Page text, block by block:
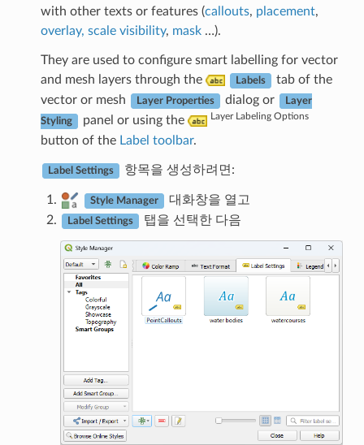
with other texts or features (callouts, placement,
overlay, scale visibility, mask…).
They are used to configure smart labelling for vector
and mesh layers through the
Labels
tab of the
vector or mesh
Layer Properties dialog or Layer
Styling panel or using the Layer Labeling Options
button of the Label toolbar.
Label Settings 항목을 생성하려면:
Style Manager 대화창을 열고
Label Settings 탭을 선택한 다음